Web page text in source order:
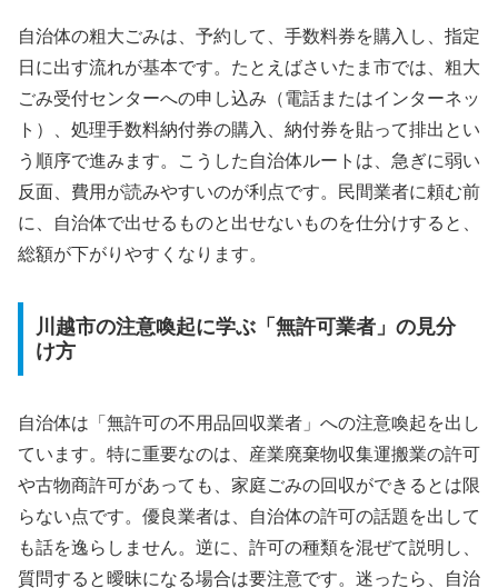
自治体の粗大ごみは、予約して、手数料券を購入し、指定
日に出す流れが基本です。たとえばさいたま市では、粗大
ごみ受付センターへの申し込み（電話またはインターネッ
ト）、処理手数料納付券の購入、納付券を貼って排出とい
う順序で進みます。こうした自治体ルートは、急ぎに弱い
反面、費用が読みやすいのが利点です。民間業者に頼む前
に、自治体で出せるものと出せないものを仕分けすると、
総額が下がりやすくなります。
川越市の注意喚起に学ぶ「無許可業者」の見分
け方
自治体は「無許可の不用品回収業者」への注意喚起を出し
ています。特に重要なのは、産業廃棄物収集運搬業の許可
や古物商許可があっても、家庭ごみの回収ができるとは限
らない点です。優良業者は、自治体の許可の話題を出して
も話を逸らしません。逆に、許可の種類を混ぜて説明し、
質問すると曖昧になる場合は要注意です。迷ったら、自治